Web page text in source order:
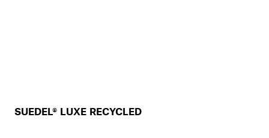
SUEDEL® LUXE RECYCLED